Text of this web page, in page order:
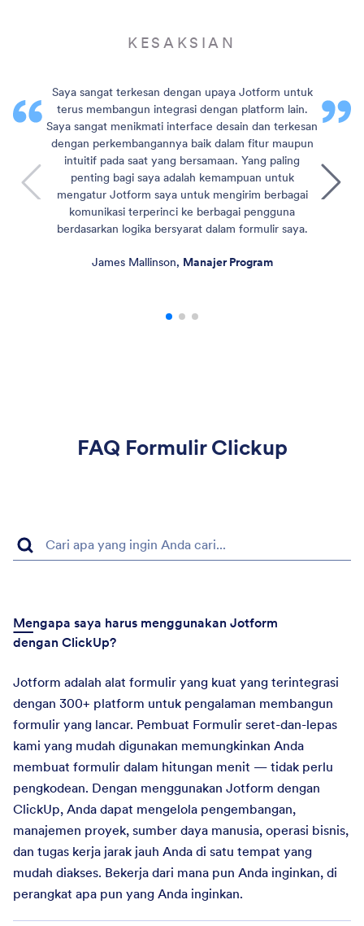
KESAKSIAN
Saya sangat terkesan dengan upaya Jotform untuk
terus membangun integrasi dengan platform lain.
Saya sangat menikmati interface desain dan terkesan
dengan perkembangannya baik dalam fitur maupun
intuitif pada saat yang bersamaan. Yang paling
penting bagi saya adalah kemampuan untuk
mengatur Jotform saya untuk mengirim berbagai
komunikasi terperinci ke berbagai pengguna
berdasarkan logika bersyarat dalam formulir saya.
James Mallinson, Manajer Program
FAQ Formulir Clickup
Mengapa saya harus menggunakan Jotform
dengan ClickUp?
Jotform adalah alat formulir yang kuat yang terintegrasi
dengan 300+ platform untuk pengalaman membangun
formulir yang lancar. Pembuat Formulir seret-dan-lepas
kami yang mudah digunakan memungkinkan Anda
membuat formulir dalam hitungan menit — tidak perlu
pengkodean. Dengan menggunakan Jotform dengan
ClickUp, Anda dapat mengelola pengembangan,
manajemen proyek, sumber daya manusia, operasi bisnis,
dan tugas kerja jarak jauh Anda di satu tempat yang
mudah diakses. Bekerja dari mana pun Anda inginkan, di
perangkat apa pun yang Anda inginkan.